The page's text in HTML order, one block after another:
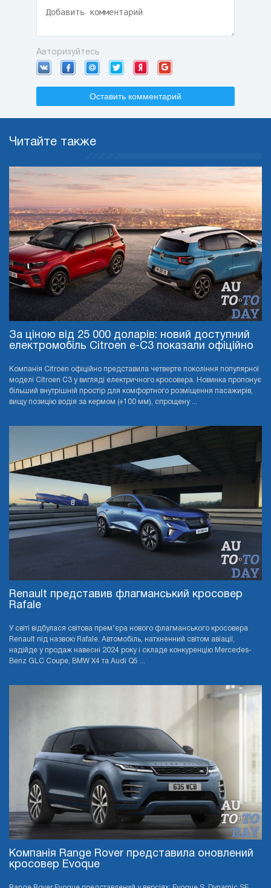
Авторизуйтесь
Оставить комментарий
Читайте также
За ціною від 25 000 доларів: новий доступний
електромобіль Citroen e-C3 показали офіційно
Компанія Citroen офіційно представила четверте покоління популярної
моделі Citroen C3 у вигляді електричного кросовера. Новинка пропонує
більший внутрішній простір для комфортного розміщення пасажирів,
вищу позицію водія за кермом (+100 мм), спрощену ...
Renault представив флагманський кросовер
Rafale
У світі відбулася світова прем’єра нового флагманського кросовера
Renault під назвою Rafale. Автомобіль, натхненний світом авіації,
надійде у продаж навесні 2024 року і складе конкуренцію Mercedes-
Benz GLC Coupe, BMW X4 та Audi Q5 ...
Компанія Range Rover представила оновлений
кросовер Evoque